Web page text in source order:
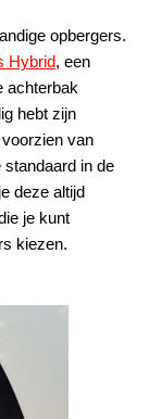
opbergers.
Hybrid, een
achterbak
hebt zijn
van
standaard in de
deze altijd
je kunt
kiezen.